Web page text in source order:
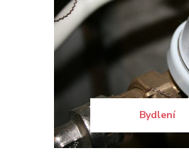
Bydlení